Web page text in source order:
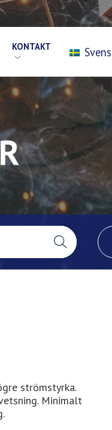
KONTAKT
strömstyrka.
Minimalt